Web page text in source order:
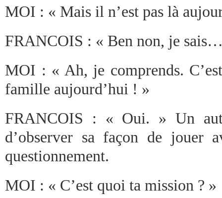
MOI : « Mais il n’est pas là
FRANCOIS : « Ben non, je
MOI : « Ah, je comprends.
famille aujourd’hui ! »
FRANCOIS : « Oui. » Un
d’observer sa façon de jouer
questionnement.
MOI : « C’est quoi ta mission ? »